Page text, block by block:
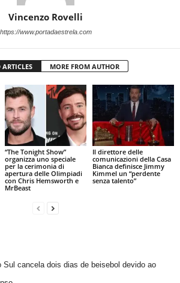
Vincenzo Rovelli
https://www.portadaestrela.com
ARTICLES MORE FROM AUTHOR
“The Tonight Show”
organizza uno speciale
per la cerimonia di
apertura delle Olimpiadi
con Chris Hemsworth e
MrBeast
Il direttore delle
comunicazioni della Casa
Bianca definisce Jimmy
Kimmel un “perdente
senza talento”
Sul cancela dois dias de beisebol devido ao